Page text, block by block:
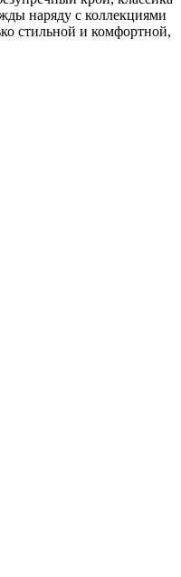
наряду с коллекциями
стильной и комфортной,